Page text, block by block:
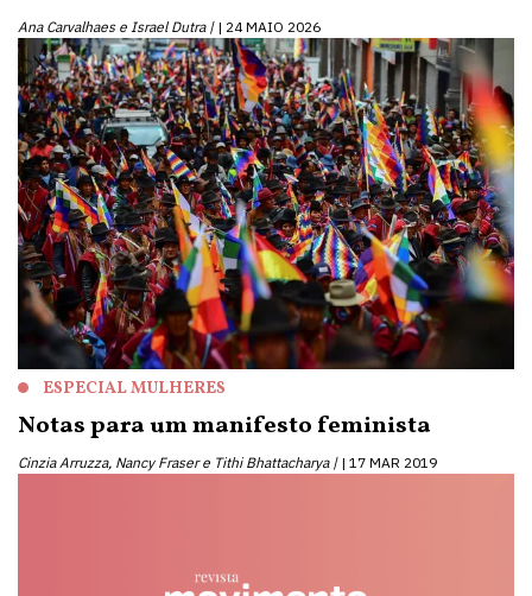
Ana Carvalhaes e Israel Dutra | 24 MAIO 2026
ESPECIAL MULHERES
Notas para um manifesto feminista
Cinzia Arruzza, Nancy Fraser e Tithi Bhattacharya | 17 MAR 2019